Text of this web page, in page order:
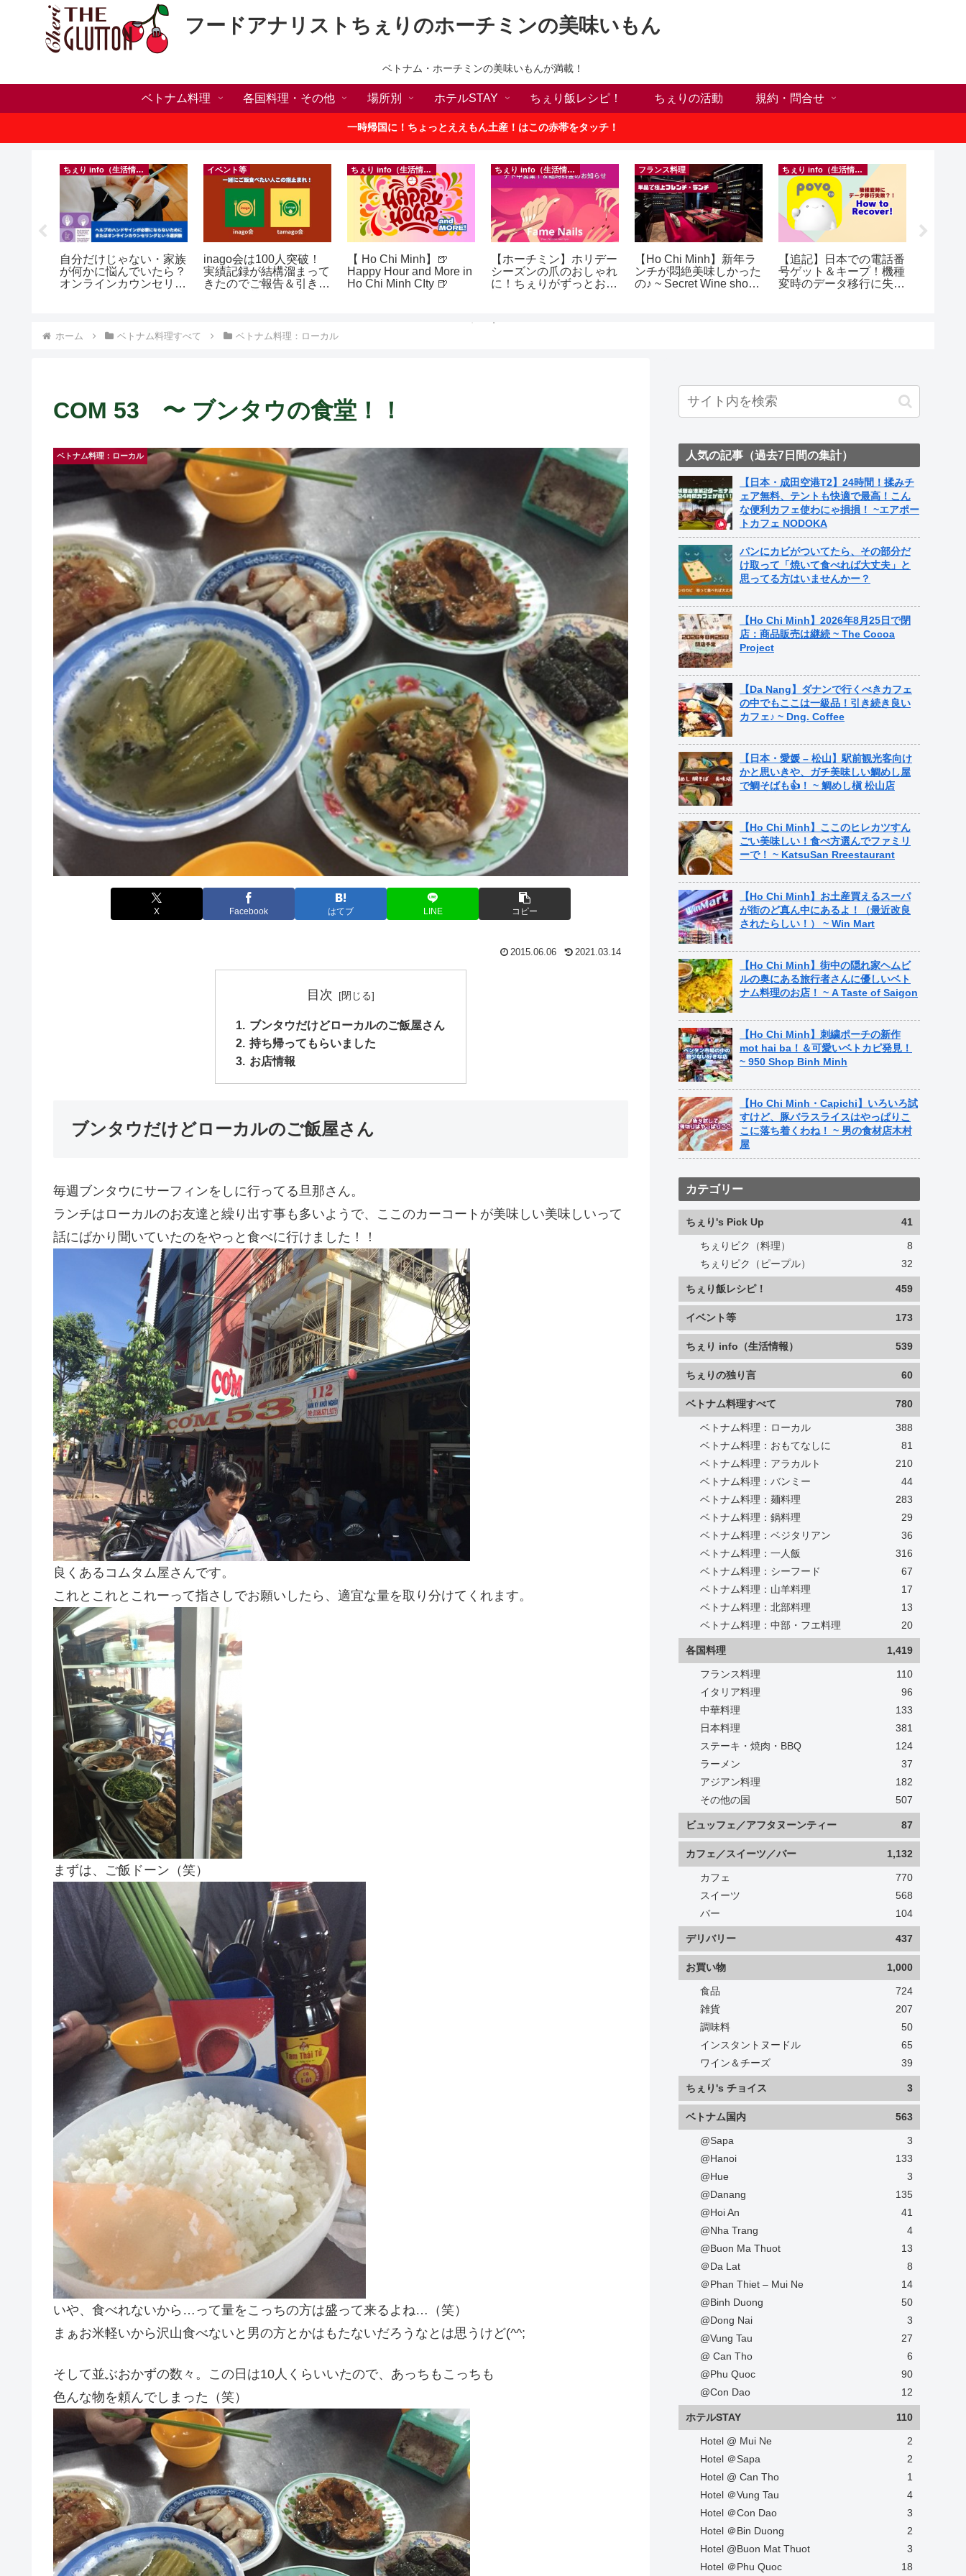
フードアナリストちぇりのホーチミンの美味いもん
ベトナム・ホーチミンの美味いもんが満載！
ベトナム料理 各国料理・その他 場所別 ホテルSTAY ちぇり飯レシピ！ ちぇりの活動 規約・問合せ
一時帰国に！ちょっとええもん土産！はこの赤帯をタッチ！
ちぇり info（生活情報）
自分だけじゃない・家族
が何かに悩んでいたら？
オンラインカウンセリン
イベント等
inago会は100人突破！
実績記録が結構溜まって
きたのでご報告＆引き続
ちぇり info（生活情報）
【 Ho Chi Minh】🍺
Happy Hour and More in
Ho Chi Minh CIty 🍺
ちぇり info（生活情報）
【ホーチミン】ホリデー
シーズンの爪のおしゃれ
に！ちぇりがずっとお世
（テト前不適用期間&テ
フランス料理
【Ho Chi Minh】新年ラ
ンチが悶絶美味しかった
の♪ ~ Secret Wine shop
ちぇり info（生活情報）
【追記】日本での電話番
号ゲット＆キープ！機種
変時のデータ移行に失敗
ホーム ベトナム料理すべて ベトナム料理：ローカル
COM 53 〜 ブンタウの食堂！！
ベトナム料理：ローカル
X Facebook はてブ LINE コピー
2015.06.06 2021.03.14
目次
ブンタウだけどローカルのご飯屋さん
持ち帰ってもらいました
お店情報
ブンタウだけどローカルのご飯屋さん
毎週ブンタウにサーフィンをしに行ってる旦那さん。
ランチはローカルのお友達と繰り出す事も多いようで、ここのカーコートが美味しい美味しいって
話にばかり聞いていたのをやっと食べに行けました！！
良くあるコムタム屋さんです。
これとこれとこれーって指さしでお願いしたら、適宜な量を取り分けてくれます。
まずは、ご飯ドーン（笑）
いや、食べれないから…って量をこっちの方は盛って来るよね…（笑）
まぁお米軽いから沢山食べないと男の方とかはもたないだろうなとは思うけど(^^;
そして並ぶおかずの数々。この日は10人くらいいたので、あっちもこっちも
色んな物を頼んでしまった（笑）
人気の記事（過去7日間の集計）
【日本・成田空港T2】24時間！揉みチ
ェア無料、テントも快適で最高！こん
な便利カフェ使わにゃ損損！ ~エアポー
トカフェ NODOKA
パンにカビがついてたら、その部分だ
け取って「焼いて食べれば大丈夫」と
思ってる方はいませんかー？
【Ho Chi Minh】2026年8月25日で閉
店：商品販売は継続 ~ The Cocoa
Project
【Da Nang】ダナンで行くべきカフェ
の中でもここは一級品！引き続き良い
カフェ♪ ~ Dng. Coffee
【日本・愛媛 – 松山】駅前観光客向け
かと思いきや、ガチ美味しい鯛めし屋
で鯛そばも👍！ ~ 鯛めし槇 松山店
【Ho Chi Minh】ここのヒレカツすん
ごい美味しい！食べ方選んでファミリ
ーで！ ~ KatsuSan Rreestaurant
【Ho Chi Minh】お土産買えるスーパ
が街のど真ん中にあるよ！（最近改良
されたらしい！） ~ Win Mart
【Ho Chi Minh】街中の隠れ家ヘムビ
ルの奥にある旅行者さんに優しいベト
ナム料理のお店！ ~ A Taste of Saigon
【Ho Chi Minh】刺繍ポーチの新作
mot hai ba！＆可愛いベトカピ発見！
~ 950 Shop Binh Minh
【Ho Chi Minh・Capichi】いろいろ試
すけど、豚バラスライスはやっぱりこ
こに落ち着くわね！ ~ 男の食材店木村
屋
カテゴリー
ちぇり's Pick Up 41
ちぇりピク（料理）
8
ちぇりピク（ピープル）
32
ちぇり飯レシピ！ 459
イベント等 173
ちぇり info（生活情報） 539
ちぇりの独り言 60
ベトナム料理すべて 780
ベトナム料理：ローカル
388
ベトナム料理：おもてなしに
81
ベトナム料理：アラカルト
210
ベトナム料理：バンミー
44
ベトナム料理：麺料理
283
ベトナム料理：鍋料理
29
ベトナム料理：ベジタリアン
36
ベトナム料理：一人飯
316
ベトナム料理：シーフード
67
ベトナム料理：山羊料理
17
ベトナム料理：北部料理
13
ベトナム料理：中部・フエ料理
20
各国料理 1,419
フランス料理
110
イタリア料理
96
中華料理
133
日本料理
381
ステーキ・焼肉・BBQ
124
ラーメン
37
アジアン料理
182
その他の国
507
ビュッフェ／アフタヌーンティー 87
カフェ／スイーツ／バー 1,132
カフェ
770
スイーツ
568
バー
104
デリバリー 437
お買い物 1,000
食品
724
雑貨
207
調味料
50
インスタントヌードル
65
ワイン＆チーズ
39
ちぇり's チョイス 3
ベトナム国内 563
@Sapa
3
@Hanoi
133
@Hue
3
@Danang
135
@Hoi An
41
@Nha Trang
4
@Buon Ma Thuot
13
＠Da Lat
8
＠Phan Thiet – Mui Ne
14
@Binh Duong
50
@Dong Nai
3
@Vung Tau
27
@ Can Tho
6
@Phu Quoc
90
@Con Dao
12
ホテルSTAY 110
Hotel @ Mui Ne
2
Hotel ＠Sapa
2
Hotel @ Can Tho
1
Hotel ＠Vung Tau
4
Hotel ＠Con Dao
3
Hotel ＠Bin Duong
2
Hotel @Buon Mat Thuot
3
Hotel ＠Phu Quoc
18